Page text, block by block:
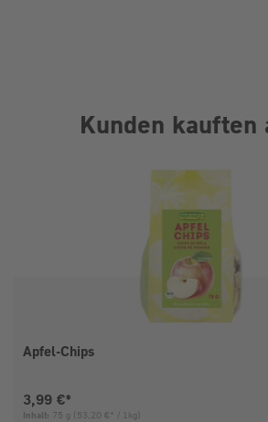
Kunden kauften
Apfel-Chips
Aktueller Preis:
3,99 €*
Inhalt: 75 g (53,20 €* / 1kg)